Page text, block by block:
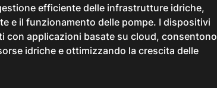
efficiente delle infrastrutture idriche,
e il funzionamento delle pompe. I dispositivi
con applicazioni basate su cloud, consentono
idriche e ottimizzando la crescita delle